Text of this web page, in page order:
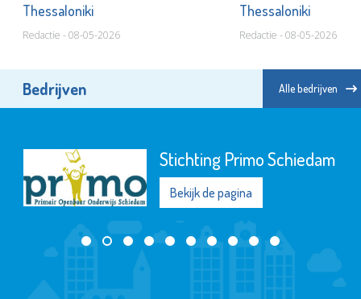
Thessaloniki
Redactie - 08-05-2026
Thessaloniki
Redactie - 08-05-2026
Bedrijven Alle bedrijven
Stichting Primo Schiedam
Bekijk de pagina